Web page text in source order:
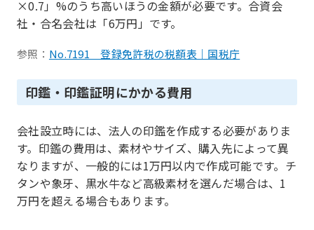
×0.7」%のうち高いほうの金額が必要です。合資会
社・合名会社は「6万円」です。
参照： No.7191 登録免許税の税額表｜国税庁
印鑑・印鑑証明にかかる費用
会社設立時には、法人の印鑑を作成する必要がありま
す。印鑑の費用は、素材やサイズ、購入先によって異
なりますが、一般的には1万円以内で作成可能です。チ
タンや象牙、黒水牛など高級素材を選んだ場合は、1
万円を超える場合もあります。